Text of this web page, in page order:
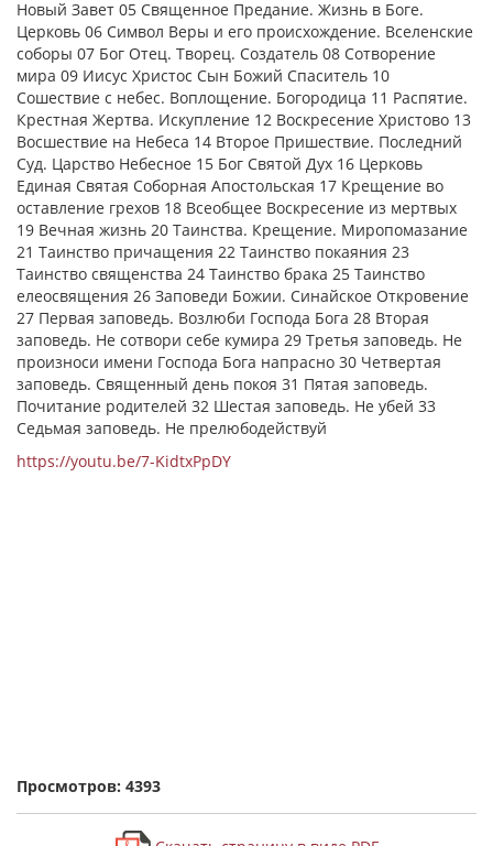
Новый Завет 05 Священное Предание. Жизнь в Боге.
Церковь 06 Символ Веры и его происхождение. Вселенские
соборы 07 Бог Отец. Творец. Создатель 08 Сотворение
мира 09 Иисус Христос Сын Божий Спаситель 10
Сошествие с небес. Воплощение. Богородица 11 Распятие.
Крестная Жертва. Искупление 12 Воскресение Христово 13
Восшествие на Небеса 14 Второе Пришествие. Последний
Суд. Царство Небесное 15 Бог Святой Дух 16 Церковь
Единая Святая Соборная Апостольская 17 Крещение во
оставление грехов 18 Всеобщее Воскресение из мертвых
19 Вечная жизнь 20 Таинства. Крещение. Миропомазание
21 Таинство причащения 22 Таинство покаяния 23
Таинство священства 24 Таинство брака 25 Таинство
елеосвящения 26 Заповеди Божии. Синайское Откровение
27 Первая заповедь. Возлюби Господа Бога 28 Вторая
заповедь. Не сотвори себе кумира 29 Третья заповедь. Не
произноси имени Господа Бога напрасно 30 Четвертая
заповедь. Священный день покоя 31 Пятая заповедь.
Почитание родителей 32 Шестая заповедь. Не убей 33
Седьмая заповедь. Не прелюбодействуй
https://youtu.be/7-KidtxPpDY
Просмотров: 4393